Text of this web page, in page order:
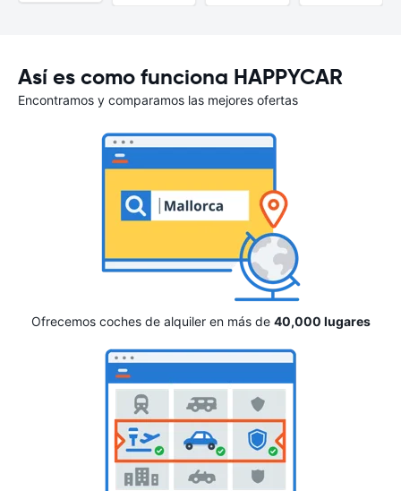
Así es como funciona HAPPYCAR
Encontramos y comparamos las mejores ofertas
Ofrecemos coches de alquiler en más de 40,000 lugares